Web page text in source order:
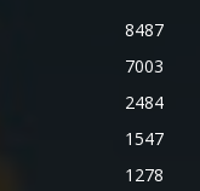
8487
7003
2484
1547
1278